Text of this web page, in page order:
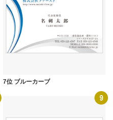
7位 ブルーカーブ
9